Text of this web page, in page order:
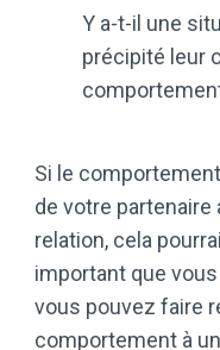
Y a-t-il une
précipité leur
Si le
de votre
relation, cela
important que
vous pouvez faire
comportement à